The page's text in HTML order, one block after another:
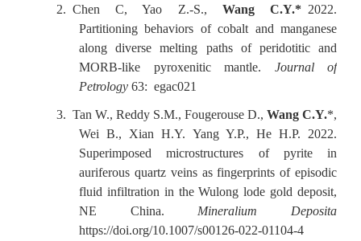
2. Chen C, Yao Z.-S., Wang C.Y.* 2022.
Partitioning behaviors of cobalt and manganese
along diverse melting paths of peridotitic and
MORB-like pyroxenitic mantle. Journal of
Petrology 63: egac021
3. Tan W., Reddy S.M., Fougerouse D., Wang C.Y.*,
Wei B., Xian H.Y. Yang Y.P., He H.P. 2022.
Superimposed microstructures of pyrite in
auriferous quartz veins as fingerprints of episodic
fluid infiltration in the Wulong lode gold deposit,
NE China. Mineralium Deposita
https://doi.org/10.1007/s00126-022-01104-4